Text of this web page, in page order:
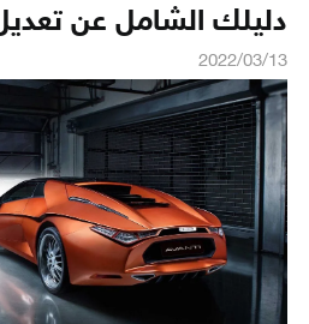
دليلك الشامل عن
2022/03/13